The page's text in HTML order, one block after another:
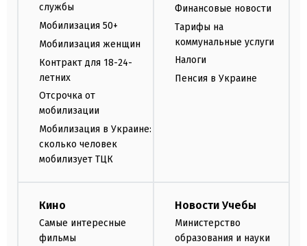
службы
Мобилизация 50+
Мобилизация женщин
Контракт для 18-24-
летних
Отсрочка от
мобилизации
Мобилизация в Украине:
сколько человек
мобилизует ТЦК
Финансовые новости
Тарифы на
коммунальные услуги
Налоги
Пенсия в Украине
Кино
Самые интересные
фильмы
Новости Учебы
Министерство
образования и науки